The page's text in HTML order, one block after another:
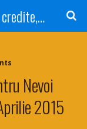
Biroul de credit - Informatii, credite, refinantare
Nevoi
2015